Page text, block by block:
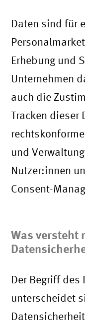
Daten sind für
Erhebung und
Unternehmen
auch die
Tracken dieser
und
Nutzer:innen
Consent-
Was versteht
Der Begriff des
unterscheidet